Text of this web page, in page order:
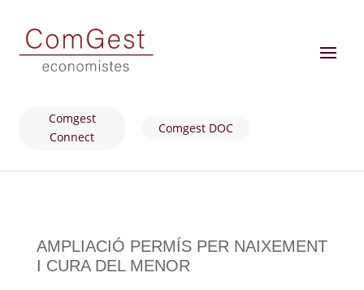
Comgest
Connect
Comgest DOC
AMPLIACIÓ PERMÍS PER NAIXEMENT
I CURA DEL MENOR